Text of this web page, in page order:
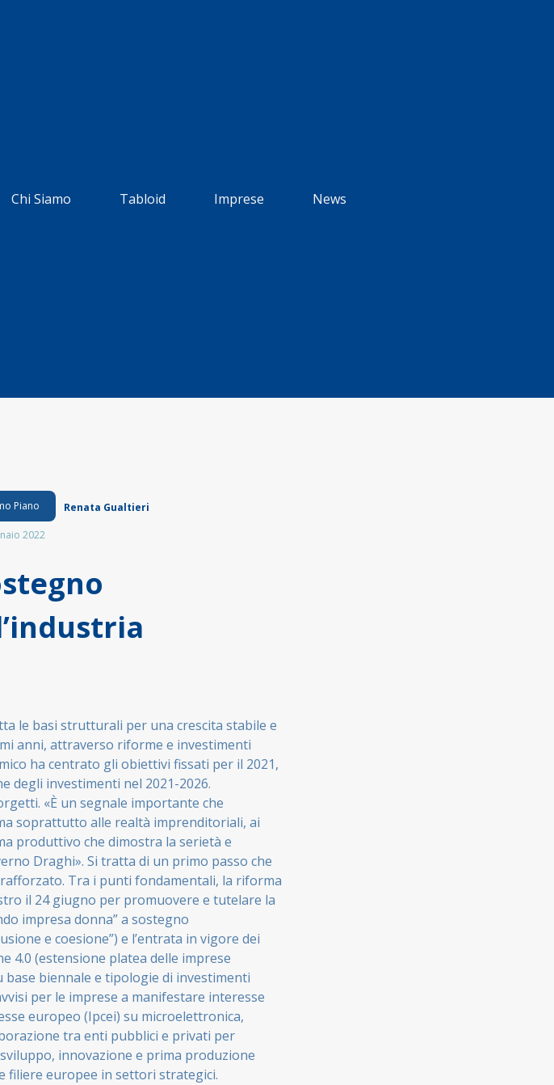
Chi Siamo Tabloid Imprese News
Piano
Renata Gualtieri
2022
le basi strutturali per una crescita stabile e
anni, attraverso riforme e investimenti
ha centrato gli obiettivi fissati per il 2021,
degli investimenti nel 2021-2026.
«È un segnale importante che
soprattutto alle realtà imprenditoriali, ai
produttivo che dimostra la serietà e
Draghi». Si tratta di un primo passo che
Tra i punti fondamentali, la riforma
il 24 giugno per promuovere e tutelare la
impresa donna” a sostegno
e coesione”) e l’entrata in vigore dei
4.0 (estensione platea delle imprese
base biennale e tipologie di investimenti
per le imprese a manifestare interesse
europeo (Ipcei) su microelettronica,
tra enti pubblici e privati per
innovazione e prima produzione
filiere europee in settori strategici.